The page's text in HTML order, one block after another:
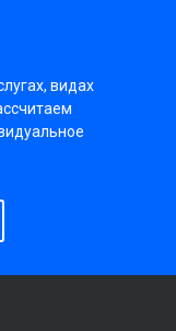
видах